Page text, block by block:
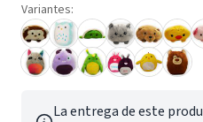
Variantes:
La entrega de este